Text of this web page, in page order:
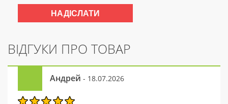
ВІДГУКИ ПРО ТОВАР
Андрей - 18.07.2026